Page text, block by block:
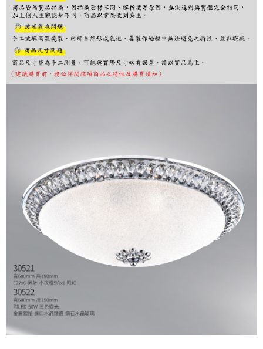
繳費期限，為商家向您請款的時間，再加上使用AFTEE可延長的天數所計算
出。使用AFTEE下訂可以延長您收到商品前的繳費天數，但無法保證一定能
夠在期限內收到商品(例如:預購商品或預計到貨時間較長者)。因此無論收到
商品與否，仍需要請您在AFTEE規定的時間內完成繳費。
二、付款限制
所提供，並由 AFTEE 向您收取款項。因使用本服務所須提供之個人資料(包
含但不限於訂購人姓名、電話，收件人姓名、電話、收件地址)，將交付予
AFTEE 於本服務必要服務範圍內運用。關於 AFTEE 對於個人資料之蒐集、
處理、利用，詳參 AFTEE 官網之『個人資料蒐集、處理及利用告知聲明』
https://aftee.tw/privacypolicy/ ）。
若款項超過繳費期限，將根據當次的金額加收年利率 16% 的逾期滯納金。
未成年的使用者，請事先徵得法定代理人或監護人之同意方可使用
若您對於個人資料之處理、利用有任何疑問，或欲行使相關法律權利，請聯
繫恩沛科技股份有限公司。若您不同意我們將上開所示之個人資料，連同必
要之購買訂單資訊提供予 AFTEE ，或讓 AFTEE 蒐集處理利用您的個人資
料，請勿選用本服務。